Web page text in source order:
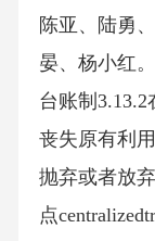
陈亚、陆勇
晏、杨小红
台账制
丧失原有利
抛弃或者放
点